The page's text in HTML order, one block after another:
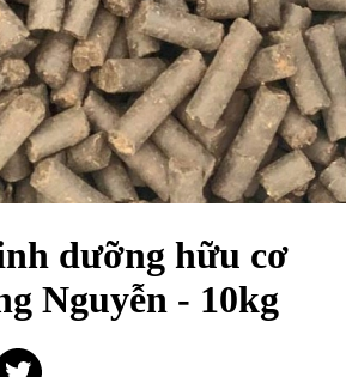
dưỡng hữu cơ
Nguyễn - 10kg